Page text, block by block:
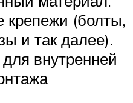
крепежи (болты,
и так далее).
внутренней